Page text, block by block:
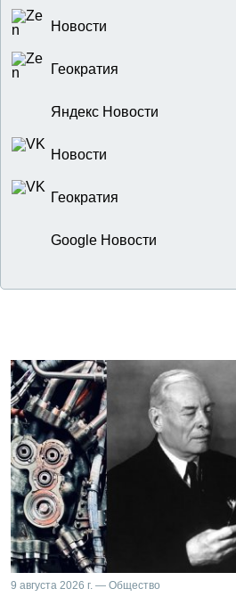
Новости
Геократия
Яндекс Новости
Новости
Геократия
Google Новости
9 августа 2026 г. — Общество